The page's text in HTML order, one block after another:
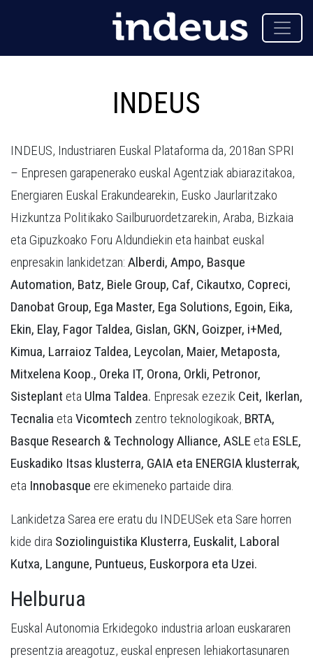
INDEUS
INDEUS, Industriaren Euskal Plataforma da, 2018an SPRI
– Enpresen garapenerako euskal Agentziak abiarazitakoa,
Energiaren Euskal Erakundearekin, Eusko Jaurlaritzako
Hizkuntza Politikako Sailburuordetzarekin, Araba, Bizkaia
eta Gipuzkoako Foru Aldundiekin eta hainbat euskal
enpresakin lankidetzan: Alberdi, Ampo, Basque
Automation, Batz, Biele Group, Caf, Cikautxo, Copreci,
Danobat Group, Ega Master, Ega Solutions, Egoin, Eika,
Ekin, Elay, Fagor Taldea, Gislan, GKN, Goizper, i+Med,
Kimua, Larraioz Taldea, Leycolan, Maier, Metaposta,
Mitxelena Koop., Oreka IT, Orona, Orkli, Petronor,
Sisteplant eta Ulma Taldea. Enpresak ezezik Ceit, Ikerlan,
Tecnalia eta Vicomtech zentro teknologikoak, BRTA,
Basque Research & Technology Alliance, ASLE eta ESLE,
Euskadiko Itsas klusterra, GAIA eta ENERGIA klusterrak,
eta Innobasque ere ekimeneko partaide dira.
Lankidetza Sarea ere eratu du INDEUSek eta Sare horren
kide dira Soziolinguistika Klusterra, Euskalit, Laboral
Kutxa, Langune, Puntueus, Euskorpora eta Uzei.
Helburua
Euskal Autonomia Erkidegoko industria arloan euskararen
presentzia areagotuz, euskal enpresen lehiakortasunaren